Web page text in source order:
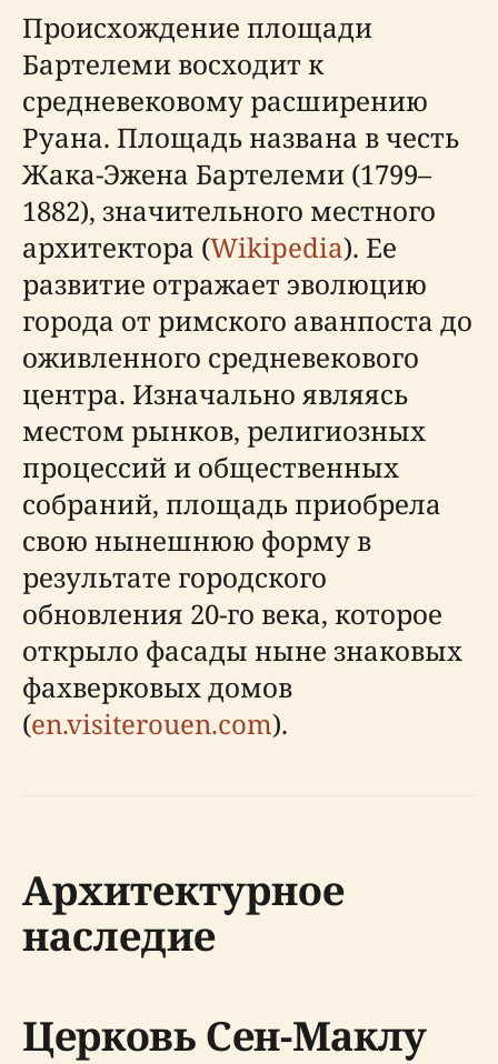
Происхождение площади
Бартелеми восходит к
средневековому расширению
Руана. Площадь названа в честь
Жака-Эжена Бартелеми (1799–
1882), значительного местного
архитектора (Wikipedia). Ее
развитие отражает эволюцию
города от римского аванпоста до
оживленного средневекового
центра. Изначально являясь
местом рынков, религиозных
процессий и общественных
собраний, площадь приобрела
свою нынешнюю форму в
результате городского
обновления 20-го века, которое
открыло фасады ныне знаковых
фахверковых домов
(en.visiterouen.com).
Архитектурное
наследие
Церковь Сен-Маклу